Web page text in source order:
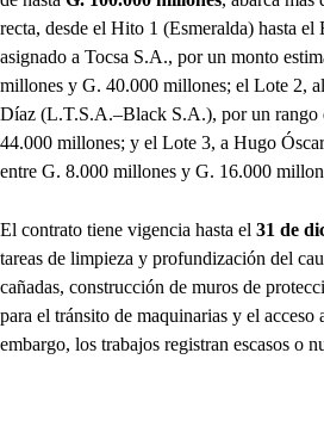
recta, desde el Hito 1 (Esmeralda) hasta el
asignado a Tocsa S.A., por un monto
millones y G. 40.000 millones; el Lote 2,
Díaz (L.T.S.A.–Black S.A.), por un rango
44.000 millones; y el Lote 3, a Hugo
entre G. 8.000 millones y G. 16.000
El contrato tiene vigencia hasta el 31 de
tareas de limpieza y profundización del
cañadas, construcción de muros de
para el tránsito de maquinarias y el acceso
embargo, los trabajos registran escasos o